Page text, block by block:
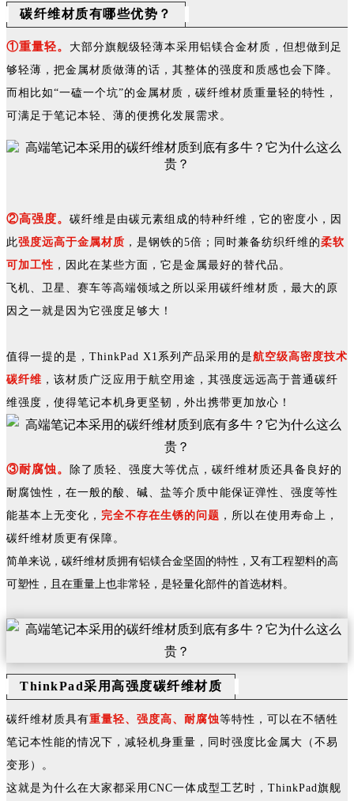
碳纤维材质有哪些优势？
①重量轻。 大部分旗舰级轻薄本采用铝镁合金材质，但想做到足
够轻薄，把金属材质做薄的话，其整体的强度和质感也会下降。
而相比如“一磕一个坑”的金属材质，碳纤维材质重量轻的特性，
可满足于笔记本轻、薄的便携化发展需求。
②高强度。 碳纤维是由碳元素组成的特种纤维，它的密度小，因
此强度远高于金属材质 ，是钢铁的5倍；同时兼备纺织纤维的柔软
可加工性 ，因此在某些方面，它是金属最好的替代品。
飞机、卫星、赛车等高端领域之所以采用碳纤维材质，最大的原
因之一就是因为它强度足够大！
值得一提的是，ThinkPad X1系列产品采用的是航空级高密度技术
碳纤维 ，该材质广泛应用于航空用途，其强度远远高于普通碳纤
维强度，使得笔记本机身更坚韧，外出携带更加放心！
③耐腐蚀。
除了质轻、强度大等优点，碳纤维材质还具备良好的
耐腐蚀性，在一般的酸、碱、盐等介质中能保证弹性、强度等性
能基本上无变化， 完全不存在生锈的问题 ，所以在使用寿命上，
碳纤维材质更有保障。
简单来说，碳纤维材质拥有铝镁合金坚固的特性，又有工程塑料的高
可塑性，且在重量上也非常轻，是轻量化部件的首选材料。
ThinkPad采用高强度碳纤维材质
碳纤维材质具有重量轻、强度高、耐腐蚀等特性，可以在不牺牲
笔记本性能的情况下，减轻机身重量，同时强度比金属大（不易
变形）。
这就是为什么在大家都采用CNC一体成型工艺时，ThinkPad旗舰